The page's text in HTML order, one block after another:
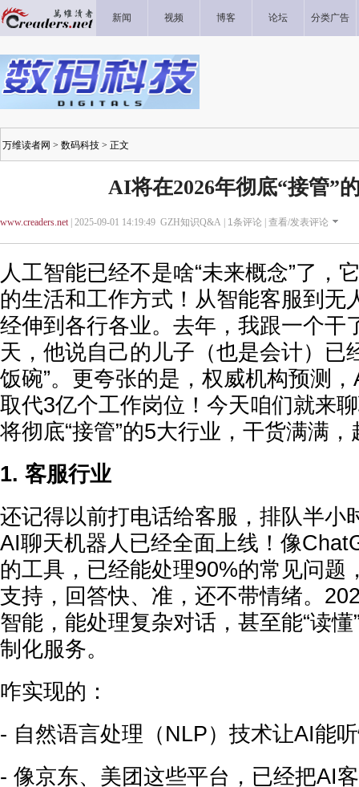
新闻 视频 博客 论坛 分类广告
万维读者网 > 数码科技 > 正文
AI将在2026年彻底“接管”
www.creaders.net| 2025-09-01 14:19:49 GZH知识Q&A | 1条评论 | 查看/发表评论
人工智能已经不是啥“未来概念”了，
的生活和工作方式！从智能客服到无
经伸到各行各业。去年，我跟一个干
天，他说自己的儿子（也是会计）已
饭碗”。更夸张的是，权威机构预测
取代3亿个工作岗位！今天咱们就来
将彻底“接管”的5大行业，干货满满，
1. 客服行业
还记得以前打电话给客服，排队半小
AI聊天机器人已经全面上线！像
的工具，已经能处理90%的常见问题
支持，回答快、准，还不带情绪。
智能，能处理复杂对话，甚至能“读
制化服务。
咋实现的：
- 自然语言处理（NLP）技术让AI能
- 像京东、美团这些平台，已经把AI